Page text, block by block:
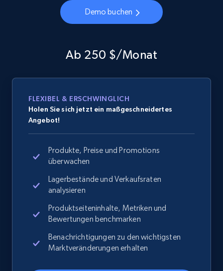
Demo buchen
Ab 250 $/Monat
FLEXIBEL & ERSCHWINGLICH
Holen Sie sich jetzt ein maßgeschneidertes
Angebot!
Produkte, Preise und Promotions
überwachen
Lagerbestände und Verkaufsraten
analysieren
Produktseiteninhalte, Metriken und
Bewertungen benchmarken
Benachrichtigungen zu den wichtigsten
Marktveränderungen erhalten